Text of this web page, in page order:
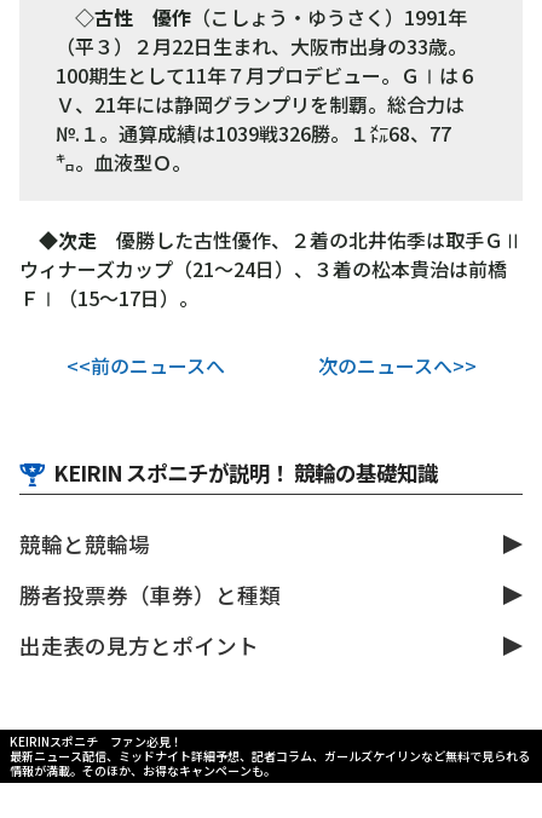
◇古性 優作 （こしょう・ゆうさく）1991年
（平３）２月22日生まれ、大阪市出身の33歳。
100期生として11年７月プロデビュー。ＧⅠは６
Ｖ、21年には静岡グランプリを制覇。総合力は
№.１。通算成績は1039戦326勝。１㍍68、77
㌔。血液型Ｏ。
◆次走 優勝した古性優作、２着の北井佑季は取手ＧⅡ
ウィナーズカップ（21～24日）、３着の松本貴治は前橋
ＦⅠ（15～17日）。
<<前のニュースへ 次のニュースへ>>
KEIRIN スポニチが説明！ 競輪の基礎知識
競輪と競輪場
勝者投票券（車券）と種類
出走表の見方とポイント
KEIRINスポニチ ファン必見！
最新ニュース配信、ミッドナイト詳細予想、記者コラム、ガールズケイリンなど無料で見られる
情報が満載。そのほか、お得なキャンペーンも。